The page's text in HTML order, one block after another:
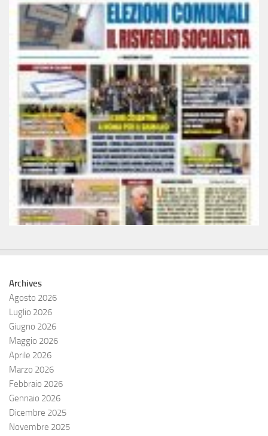
Archives
Agosto 2026
Luglio 2026
Giugno 2026
Maggio 2026
Aprile 2026
Marzo 2026
Febbraio 2026
Gennaio 2026
Dicembre 2025
Novembre 2025